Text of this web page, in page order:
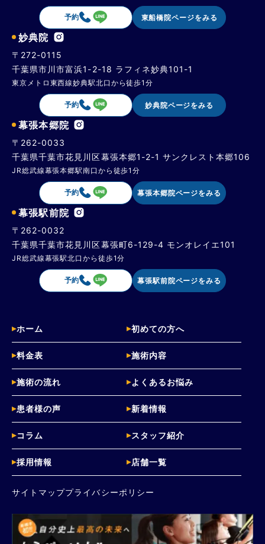
予約 東船橋院ページをみる
妙典院
〒272-0115
千葉県市川市富浜1-2-18 ラフィネ妙典101-1
東京メトロ東西線妙典駅北口から徒歩1分
予約 妙典院ページをみる
幕張本郷院
〒262-0033
千葉県千葉市花見川区幕張本郷1-2-1 サンクレスト本郷106
JR総武線幕張本郷駅南口から徒歩1分
予約 幕張本郷院ページをみる
幕張駅前院
〒262-0032
千葉県千葉市花見川区幕張町6-129-4 モンオレイエ101
JR総武線幕張駅北口から徒歩1分
予約 幕張駅前院ページをみる
ホーム 初めての方へ
料金表 施術内容
施術の流れ よくあるお悩み
患者様の声 新着情報
コラム スタッフ紹介
採用情報 店舗一覧
サイトマッププライバシーポリシー